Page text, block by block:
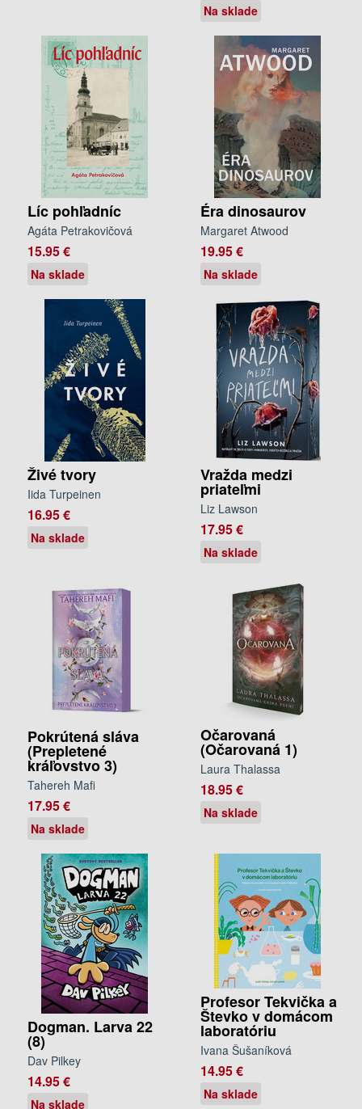
Na sklade
Líc pohľadníc
Agáta Petrakovičová
15.95 €
Na sklade
Éra dinosaurov
Margaret Atwood
19.95 €
Na sklade
Živé tvory
Iida Turpeinen
16.95 €
Na sklade
Vražda medzi
priateľmi
Liz Lawson
17.95 €
Na sklade
Pokrútená sláva
(Prepletené
kráľovstvo 3)
Tahereh Mafi
17.95 €
Na sklade
Očarovaná
(Očarovaná 1)
Laura Thalassa
18.95 €
Na sklade
Dogman. Larva 22
(8)
Dav Pilkey
14.95 €
Na sklade
Profesor Tekvička a
Števko v domácom
laboratóriu
Ivana Šušaníková
14.95 €
Na sklade